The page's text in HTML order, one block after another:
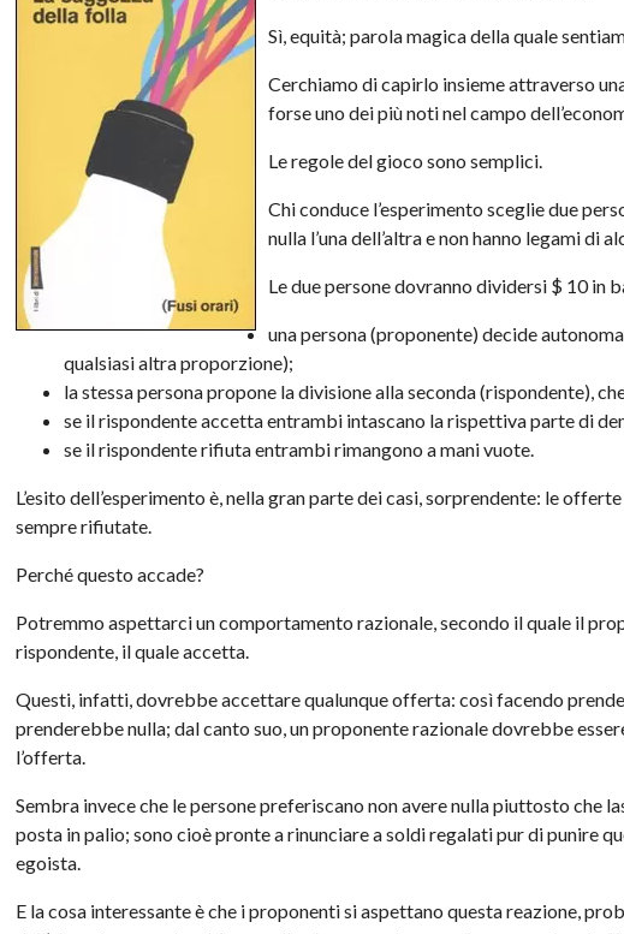
Sì, equità; parola magica della quale
Cerchiamo di capirlo insieme attraverso
forse uno dei più noti nel campo
Le regole del gioco sono semplici.
Chi conduce l’esperimento sceglie due
nulla l’una dell’altra e non hanno legami di
Le due persone dovranno dividersi $ 10 in
una persona (proponente) decide
qualsiasi altra proporzione);
la stessa persona propone la divisione alla seconda (rispondente),
se il rispondente accetta entrambi intascano la rispettiva parte di
se il rispondente rifiuta entrambi rimangono a mani vuote.
L’esito dell’esperimento è, nella gran parte dei casi, sorprendente: le
sempre rifiutate.
Perché questo accade?
Potremmo aspettarci un comportamento razionale, secondo il quale il
rispondente, il quale accetta.
Questi, infatti, dovrebbe accettare qualunque offerta: così facendo
prenderebbe nulla; dal canto suo, un proponente razionale dovrebbe
l’offerta.
Sembra invece che le persone preferiscano non avere nulla piuttosto che
posta in palio; sono cioè pronte a rinunciare a soldi regalati pur di punire
egoista.
E la cosa interessante è che i proponenti si aspettano questa reazione,